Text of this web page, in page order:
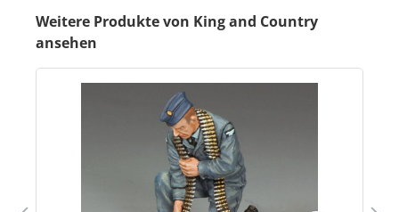
Weitere Produkte von King and Country
ansehen